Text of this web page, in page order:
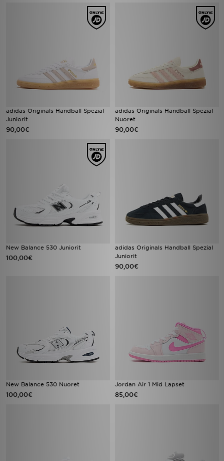
adidas Originals Handball Spezial
Juniorit
90,00€
adidas Originals Handball Spezial
Nuoret
90,00€
New Balance 530 Juniorit
100,00€
adidas Originals Handball Spezial
Juniorit
90,00€
New Balance 530 Nuoret
100,00€
Jordan Air 1 Mid Lapset
85,00€